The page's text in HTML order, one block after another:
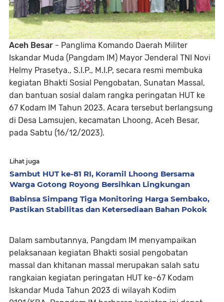
Aceh Besar - Panglima Komando Daerah Militer
Iskandar Muda (Pangdam IM) Mayor Jenderal TNI Novi
Helmy Prasetya., S.I.P., M.I.P, secara resmi membuka
kegiatan Bhakti Sosial Pengobatan, Sunatan Massal,
dan bantuan sosial dalam rangka peringatan HUT ke
67 Kodam IM Tahun 2023. Acara tersebut berlangsung
di Desa Lamsujen, kecamatan Lhoong, Aceh Besar,
pada Sabtu (16/12/2023).
Lihat juga
Sambut HUT ke-81 RI, Koramil Lhoong Bersama
Warga Gotong Royong Bersihkan Lingkungan
Babinsa Simpang Tiga Monitoring Harga Sembako,
Pastikan Stabilitas dan Ketersediaan Bahan Pokok
Dalam sambutannya, Pangdam IM menyampaikan
pelaksanaan kegiatan Bhakti sosial pengobatan
massal dan khitanan massal merupakan salah satu
rangkaian kegiatan peringatan HUT ke-67 Kodam
Iskandar Muda Tahun 2023 di wilayah Kodim